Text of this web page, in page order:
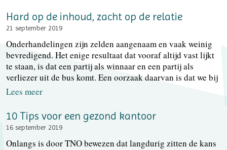
Hard op de inhoud, zacht op de relatie
21 september 2019
Onderhandelingen zijn zelden aangenaam en vaak weinig
bevredigend. Het enige resultaat dat vooraf altijd vast lijkt
te staan, is dat een partij als winnaar en een partij als
verliezer uit de bus komt. Een oorzaak daarvan is dat we bij
Lees meer
10 Tips voor een gezond kantoor
16 september 2019
Onlangs is door TNO bewezen dat langdurig zitten de kans